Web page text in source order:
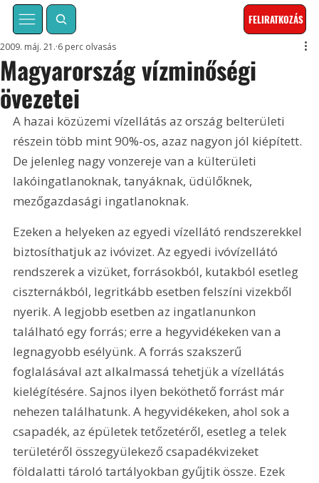
FELIRATKOZÁS
Magyarország vízminőségi
övezetei
2009. máj. 21. 6 perc olvasás
A hazai közüzemi vízellátás az ország belterületi
részein több mint 90%-os, azaz nagyon jól kiépített.
De jelenleg nagy vonzereje van a külterületi
lakóingatlanoknak, tanyáknak, üdülőknek,
mezőgazdasági ingatlanoknak.
Ezeken a helyeken az egyedi vízellátó rendszerekkel
biztosíthatjuk az ivóvizet. Az egyedi ivóvízellátó
rendszerek a vizüket, forrásokból, kutakból esetleg
ciszternákból, legritkább esetben felszíni vizekből
nyerik. A legjobb esetben az ingatlanunkon
található egy forrás; erre a hegyvidékeken van a
legnagyobb esélyünk. A forrás szakszerű
foglalásával azt alkalmassá tehetjük a vízellátás
kielégítésére. Sajnos ilyen beköthető forrást már
nehezen találhatunk. A hegyvidékeken, ahol sok a
csapadék, az épületek tetőzetéről, esetleg a telek
területéről összegyülekező csapadékvizeket
földalatti tároló tartályokban gyűjtik össze. Ezek